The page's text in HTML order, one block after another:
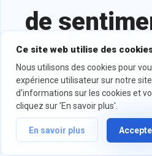
Ce site web utilise des
Nous utilisons des cookies pour
expérience utilisateur sur notre
d'informations sur les cookies et
cliquez sur 'En savoir plus'.
En savoir plus
de
sentiment indispensables en